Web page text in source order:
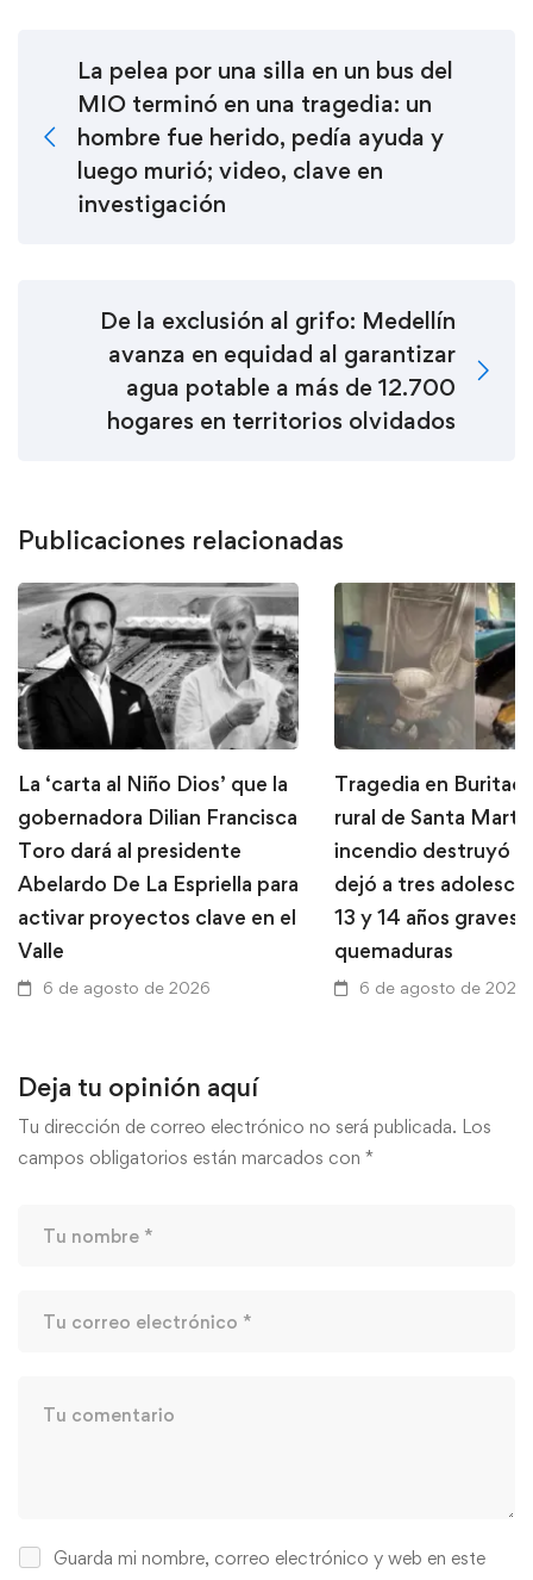
La pelea por una silla en un bus del
MIO terminó en una tragedia: un
hombre fue herido, pedía ayuda y
luego murió; video, clave en
investigación
De la exclusión al grifo: Medellín
avanza en equidad al garantizar
agua potable a más de 12.700
hogares en territorios olvidados
Publicaciones relacionadas
La ‘carta al Niño Dios’ que la
gobernadora Dilian Francisca
Toro dará al presidente
Abelardo De La Espriella para
activar proyectos clave en el
Valle
6 de agosto de 2026
Tragedia en
rural de Santa
incendio destruyó
dejó a tres
13 y 14 años graves
quemaduras
6 de agosto de 2026
Deja tu opinión aquí
Tu dirección de correo electrónico no será publicada. Los
campos obligatorios están marcados con *
Guarda mi nombre, correo electrónico y web en este